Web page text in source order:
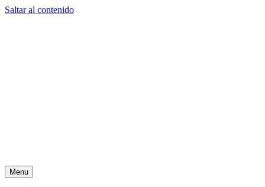
Saltar al contenido
Menu